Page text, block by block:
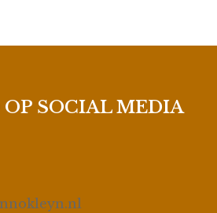
SOCIAL MEDIA